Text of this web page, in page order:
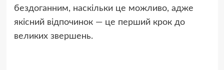
бездоганним, наскільки це можливо, адже
якісний відпочинок — це перший крок до
великих звершень.